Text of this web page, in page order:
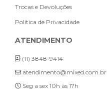
Trocas e Devoluções
Politica de Privacidade
ATENDIMENTO
(11) 3848-9414
atendimento@mixed.com.br
Seg a sex 10h às 17h